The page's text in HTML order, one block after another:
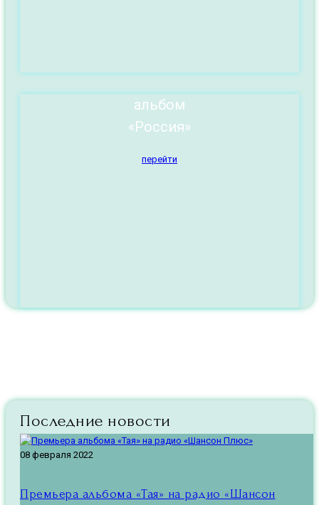
альбом
«Россия»
перейти
Последние новости
08 февраля 2022
Премьера альбома «Тая» на радио «Шансон